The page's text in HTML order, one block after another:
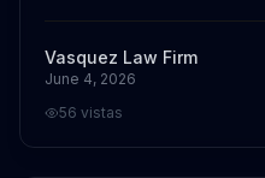
Vasquez Law Firm
June 4, 2026
56 vistas